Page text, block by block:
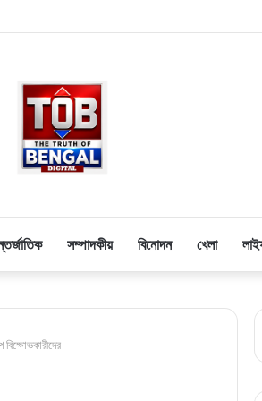
সম্পাদকীয় বিনোদন খেলা
বিক্ষোভকারীদের